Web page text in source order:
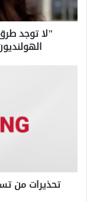
يعلمنا
إياه
الهولنديون"لا توجد
درجة
قبالة